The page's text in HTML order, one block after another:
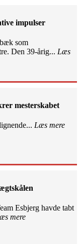
impulser
som
Den 39-årig... Læs
mesterskabet
Læs mere
Esbjerg havde tabt
mere